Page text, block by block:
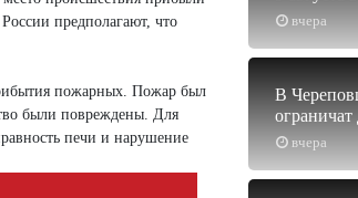
предполагают, что
пожарных. Пожар был
были повреждены. Для
печи и нарушение
вчера
вчера
В